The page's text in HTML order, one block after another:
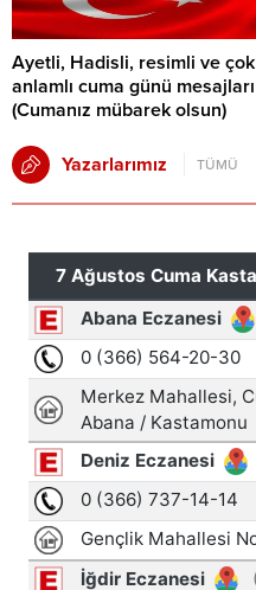
Ayetli, Hadisli, resimli ve çok
anlamlı cuma günü mesajları
(Cumanız mübarek olsun)
Yazarlarımız TÜMÜ